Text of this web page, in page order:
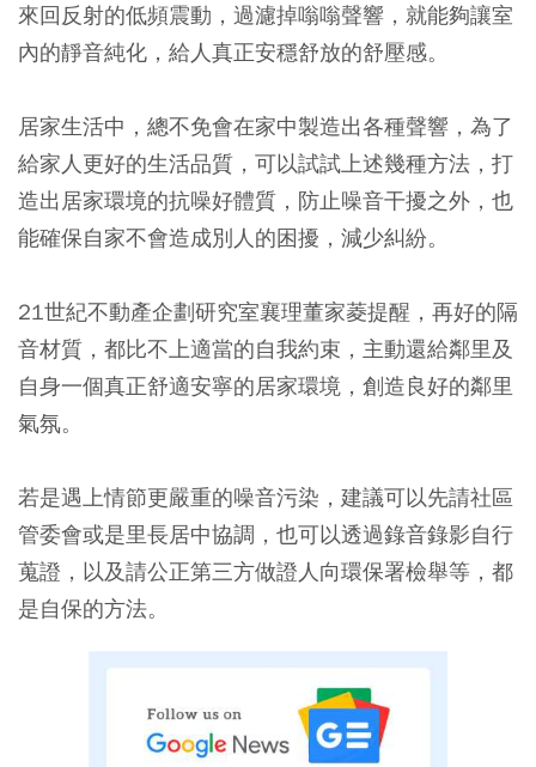
來回反射的低頻震動，過濾掉嗡嗡聲響，就能夠讓室
內的靜音純化，給人真正安穩舒放的舒壓感。
居家生活中，總不免會在家中製造出各種聲響，為了
給家人更好的生活品質，可以試試上述幾種方法，打
造出居家環境的抗噪好體質，防止噪音干擾之外，也
能確保自家不會造成別人的困擾，減少糾紛。
21世紀不動產企劃研究室襄理董家菱提醒，再好的隔
音材質，都比不上適當的自我約束，主動還給鄰里及
自身一個真正舒適安寧的居家環境，創造良好的鄰里
氣氛。
若是遇上情節更嚴重的噪音污染，建議可以先請社區
管委會或是里長居中協調，也可以透過錄音錄影自行
蒐證，以及請公正第三方做證人向環保署檢舉等，都
是自保的方法。